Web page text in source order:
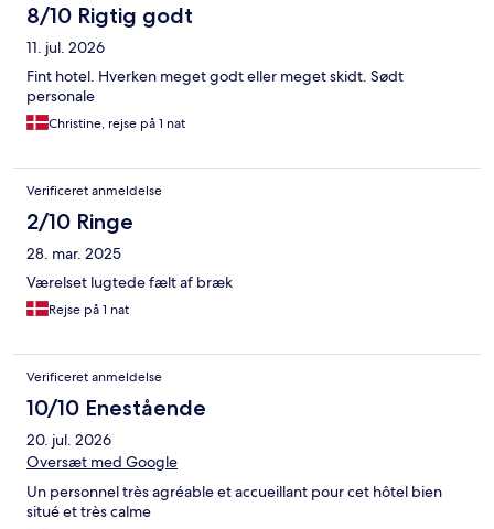
8/10 Rigtig godt
11. jul. 2026
Fint hotel. Hverken meget godt eller meget skidt. Sødt
personale
Christine, rejse på 1 nat
Verificeret anmeldelse
2/10 Ringe
28. mar. 2025
Værelset lugtede fælt af bræk
Rejse på 1 nat
Verificeret anmeldelse
10/10 Enestående
20. jul. 2026
Oversæt med Google
Un personnel très agréable et accueillant pour cet hôtel bien
situé et très calme